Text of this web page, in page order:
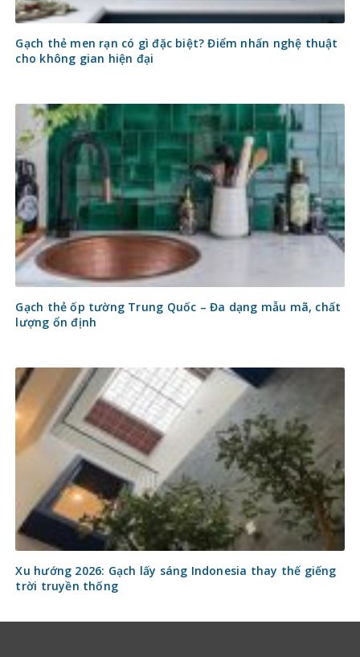
Gạch thẻ men rạn có gì đặc biệt? Điểm nhấn nghệ thuật
cho không gian hiện đại
Gạch thẻ ốp tường Trung Quốc – Đa dạng mẫu mã, chất
lượng ổn định
Xu hướng 2026: Gạch lấy sáng Indonesia thay thế giếng
trời truyền thống